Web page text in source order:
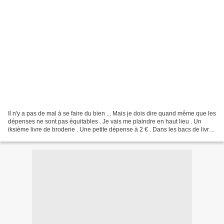
Il n'y a pas de mal à se faire du bien ... Mais je dois dire quand même que les
dépenses ne sont pas équitables . Je vais me plaindre en haut lieu . Un
iksième livre de broderie . Une petite dépense à 2 € . Dans les bacs de livres